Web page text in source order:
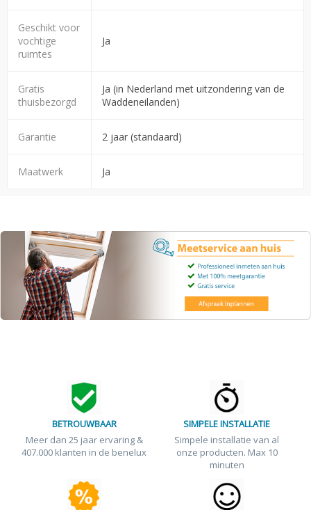
Geschikt voor
vochtige
ruimtes
Ja
Gratis
thuisbezorgd
Ja (in Nederland met uitzondering van de
Waddeneilanden)
Garantie 2 jaar (standaard)
Maatwerk Ja
BETROUWBAAR
Meer dan 25 jaar ervaring &
407.000 klanten in de benelux
SIMPELE INSTALLATIE
Simpele installatie van al
onze producten. Max 10
minuten